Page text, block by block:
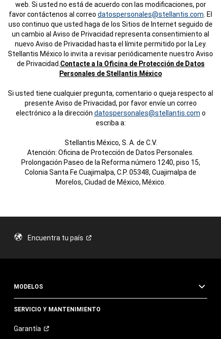
web. Si usted no está de acuerdo con las modificaciones, por
favor contáctenos al correo datospersonales@stellantis.com . El
uso continuo que usted haga de los Sitios de Internet seguido de
un cambio al Aviso de Privacidad representa consentimiento al
nuevo Aviso de Privacidad hasta el límite permitido por la Ley.
Stellantis México lo invita a revisar periódicamente nuestro Aviso
de Privacidad. Contacte a la Oficina de Protección de Datos
Personales de Stellantis México
Si usted tiene cualquier pregunta, comentario o queja respecto al
presente Aviso de Privacidad, por favor envíe un correo
electrónico a la dirección datospersonales@stellantis.com o
escriba a:
Stellantis México, S. A. de C.V.
Atención: Oficina de Protección de Datos Personales.
Prolongación Paseo de la Reforma número 1240, piso 15,
Colonia Santa Fe Cuajimalpa, C.P. 05348, Cuajimalpa de
Morelos, Ciudad de México, México.
Encuentra tu país
MODELOS
SERVICIO Y MANTENIMIENTO
Garantía